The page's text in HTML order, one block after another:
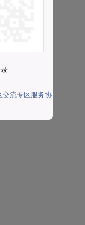
交流专区服务协